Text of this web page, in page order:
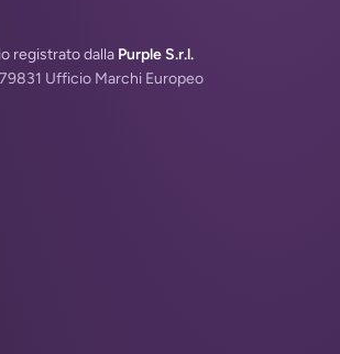
registrato dalla Purple S.r.l.
Ufficio Marchi Europeo